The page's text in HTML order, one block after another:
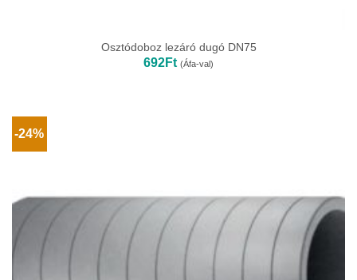
Osztódoboz lezáró dugó DN75
692Ft (Áfa-val)
-24%